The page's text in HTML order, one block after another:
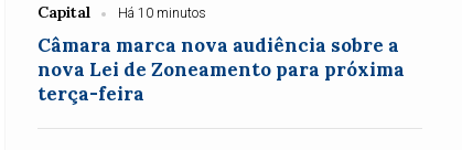
Capital Há 10 minutos
Câmara marca nova audiência sobre a
nova Lei de Zoneamento para próxima
terça-feira